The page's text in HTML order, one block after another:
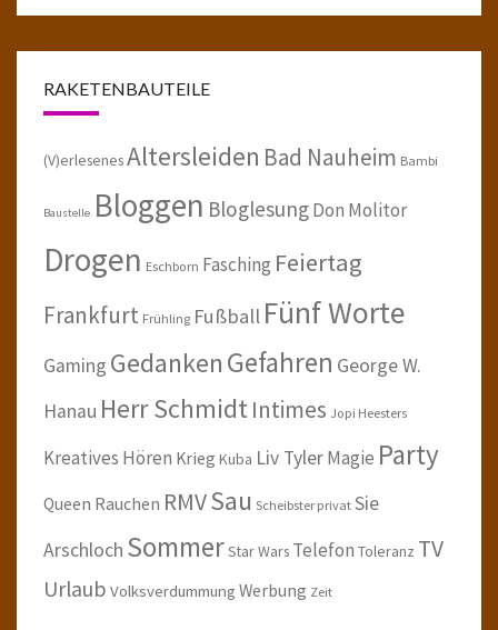
RAKETENBAUTEILE
(V)erlesenesAltersleiden Bad Nauheim Bambi
Baustelle Bloggen BloglesungDon Molitor
Drogen Eschborn Fasching Feiertag
Frankfurt Frühling Fußball Fünf Worte
Gaming GedankenGefahren George W.
Hanau Herr SchmidtIntimes Jopi Heesters
Kreatives Hören Krieg Kuba Liv TylerMagie Party
Queen Rauchen RMVSau Scheibster privat Sie
Arschloch SommerStar Wars Telefon Toleranz TV
Urlaub Volksverdummung Werbung Zeit